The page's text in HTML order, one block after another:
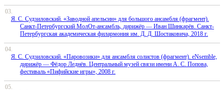
Я. С. Судзиловский. «Заводной апельсин» для большого ансамбля (фрагмент).
Санкт-Петербургский МолОт-ансамбль, дирижёр — Иван Шинкарёв. Санкт-
Петербургская академическая филармония им. Д. Д. Шостаковича, 2018 г.
Я. С. Судзиловский. «Паровозики» для ансамбля солистов (фрагмент). eNsemble,
дирижёр — Фёдор Леднёв. Центральный музей связи имени А. С. Попова,
фестиваль «Пифийские игры», 2008 г.